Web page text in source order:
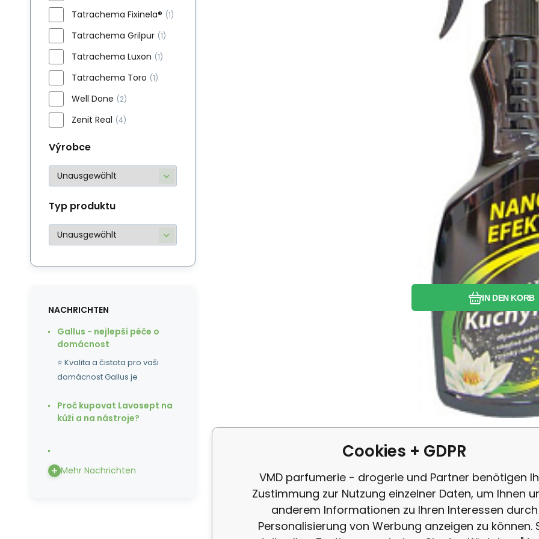
IN DEN KORB
Favorit
Vergleichen
Dettol Zitrone und Limette
Code:1809029
Anbietercode:
EAN:
3.59EUR3.60
7.18 EUR / 1 l
auf Lager
Der antibakterielle Universalreiniger im Spray Dettol Zitrone und
% der Bakterien und Viren.
Tatrachema Fixinela® (1)
Tatrachema Grilpur (1)
Tatrachema Luxon (1)
Tatrachema Toro (1)
Well Done (2)
Zenit Real (4)
Výrobce
Typ produktu
NACHRICHTEN
Gallus - nejlepší péče o
domácnost
⭐ Kvalita a čistota pro vaši
domácnost Gallus je
Proč kupovat Lavosept na
kůži a na nástroje?
Mehr Nachrichten
Cookies + GDPR
VMD parfumerie - drogerie und Partner benötigen
Zustimmung zur Nutzung einzelner Daten, um Ihnen
anderem Informationen zu Ihren Interessen durch
Personalisierung von Werbung anzeigen zu können.